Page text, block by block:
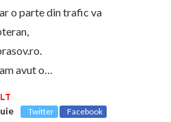
o parte din trafic va
avut o…
Twitter Facebook